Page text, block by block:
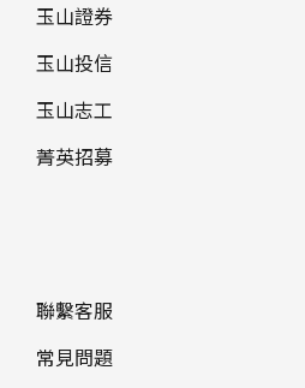
玉山證券
玉山投信
玉山志工
菁英招募
聯繫客服
常見問題